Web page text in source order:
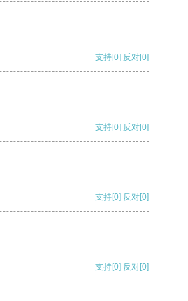
支持[0] 反对[0]
支持[0] 反对[0]
支持[0] 反对[0]
支持[0] 反对[0]